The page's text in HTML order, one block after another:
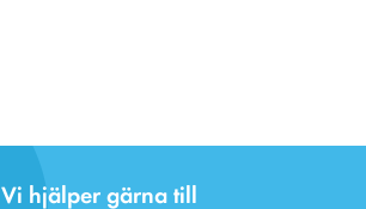
Vi hjälper gärna till